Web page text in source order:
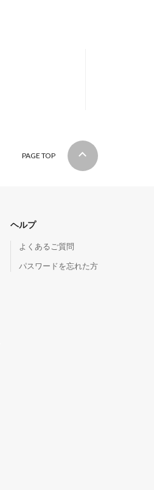
PAGE TOP
ヘルプ
よくあるご質問
パスワードを忘れた方